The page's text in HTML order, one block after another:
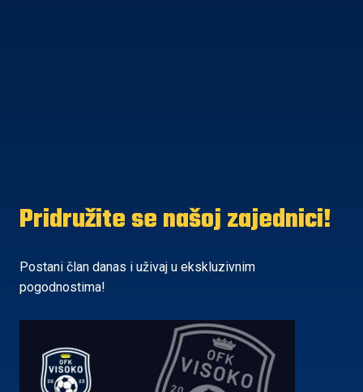
Pridružite se našoj zajednici!
Postani član danas i uživaj u ekskluzivnim
pogodnostima!